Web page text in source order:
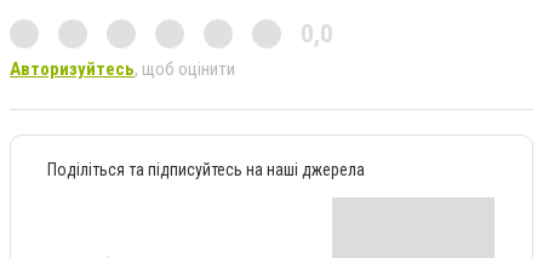
0,0
Авторизуйтесь, щоб оцінити
Поділіться та підписуйтесь на наші джерела